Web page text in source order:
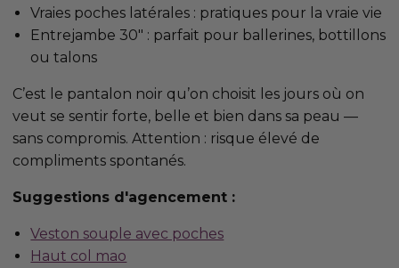
Vraies poches latérales : pratiques pour la vraie vie
Entrejambe 30" : parfait pour ballerines, bottillons
ou talons
C’est le pantalon noir qu’on choisit les jours où on
veut se sentir forte, belle et bien dans sa peau —
sans compromis. Attention : risque élevé de
compliments spontanés.
Suggestions d'agencement :
Veston souple avec poches
Haut col mao